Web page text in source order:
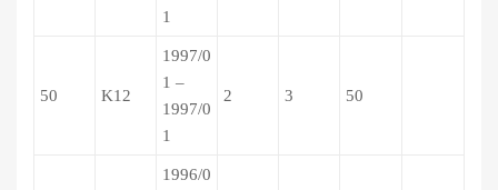
1
50 K12
1997/0
1 –
1997/0
1
2 3 50
1996/0